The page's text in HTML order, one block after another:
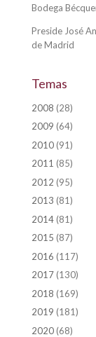
Bodega
Preside José
de Madrid
Temas
2008 (28)
2009 (64)
2010(91)
2011 (85)
2012 (95)
2013 (81)
2014(81)
2015 (87)
2016 (117)
2017(130)
2018 (169)
2019 (181)
2020(68)